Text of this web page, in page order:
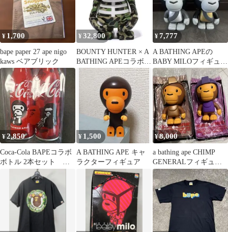
¥ 1,700
bape paper 27 ape nigo
kaws ベアブリック
¥ 32,800
BOUNTY HUNTER × A
BATHING APEコラボ
フィギュア
¥7,777
A BATHING APEの
BABY MILOフィギュア
2体セット
¥2,850
Coca-Cola BAPEコラボ
ボトル 2本セット ク
リアバック付
¥ 1,500
A BATHING APE キャ
ラクターフィギュア
¥8,000
a bathing ape CHIMP
GENERALフィギュア
セット